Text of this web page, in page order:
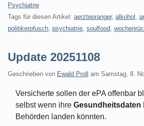
Kategorien:
Psychiatrie
Tags für diesen Artikel: aerztepranger, alkohol
politikerpfusch psychiatrie soulfood
Update 20251108
Geschrieben von Ewald Proll am Samstag, 8.
Versicherte sollen der ePA offenbar
selbst wenn ihre Gesundheitsdaten
Behörden landen könnten.